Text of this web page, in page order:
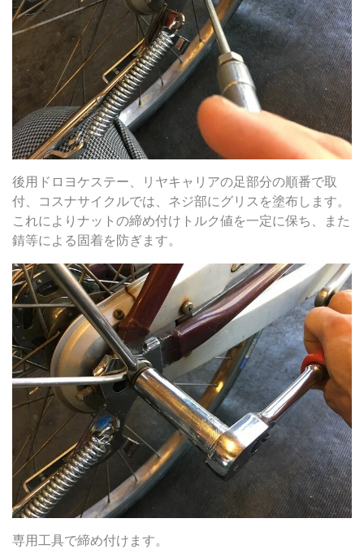
後用ドロヨケステー、リヤキャリアの足部分の順番で取
付、コスナサイクルでは、ネジ部にグリスを塗布します。
これによりナットの締め付けトルク値を一定に保ち、また
錆等による固着を防ぎます。
専用工具で締め付けます。